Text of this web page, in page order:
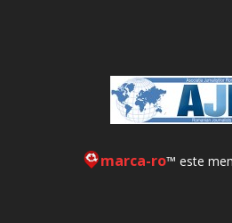
marca-ro™ este